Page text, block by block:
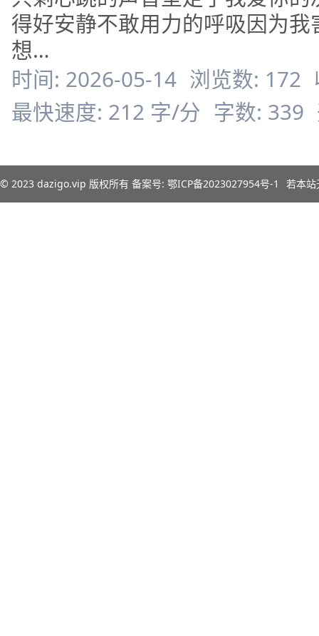
得好安静不敢用力的呼吸因为
想…
时间: 2026-05-14 浏览数: 172
最快速度: 212 字/分 字数: 339
© 2023 dazigo.vip 版权所有 备案号: 鄂ICP备2023027954号-1 若本